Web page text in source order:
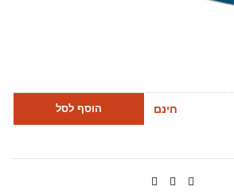
חינם הוסף לסל